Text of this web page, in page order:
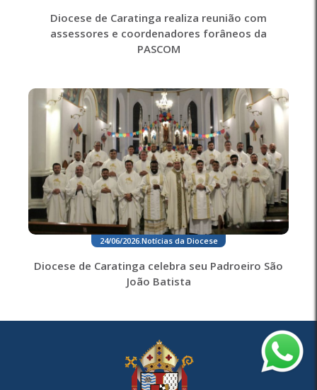
Diocese de Caratinga realiza reunião com
assessores e coordenadores forâneos da
PASCOM
24/06/2026. Notícias da Diocese
Diocese de Caratinga celebra seu Padroeiro São
João Batista